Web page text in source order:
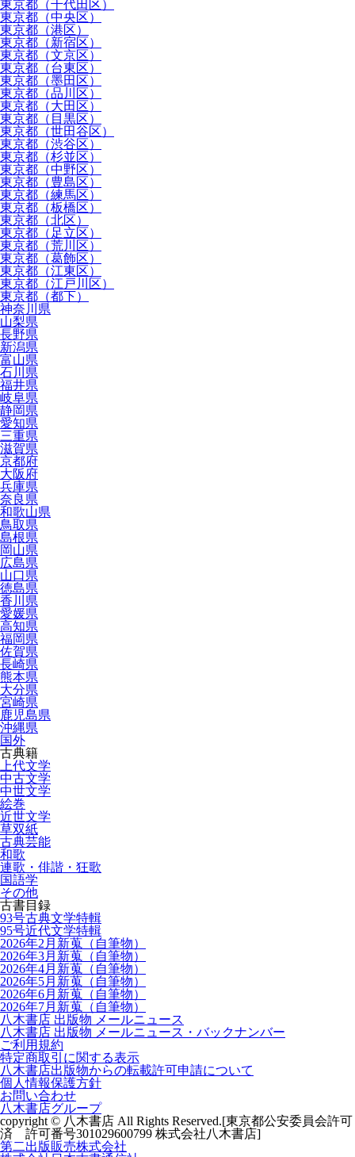
東京都（千代田区）
東京都（中央区）
東京都（港区）
東京都（新宿区）
東京都（文京区）
東京都（台東区）
東京都（墨田区）
東京都（品川区）
東京都（大田区）
東京都（目黒区）
東京都（世田谷区）
東京都（渋谷区）
東京都（杉並区）
東京都（中野区）
東京都（豊島区）
東京都（練馬区）
東京都（板橋区）
東京都（北区）
東京都（足立区）
東京都（荒川区）
東京都（葛飾区）
東京都（江東区）
東京都（江戸川区）
東京都（都下）
神奈川県
山梨県
長野県
新潟県
富山県
石川県
福井県
岐阜県
静岡県
愛知県
三重県
滋賀県
京都府
大阪府
兵庫県
奈良県
和歌山県
鳥取県
島根県
岡山県
広島県
山口県
徳島県
香川県
愛媛県
高知県
福岡県
佐賀県
長崎県
熊本県
大分県
宮崎県
鹿児島県
沖縄県
国外
古典籍
上代文学
中古文学
中世文学
絵巻
近世文学
草双紙
古典芸能
和歌
連歌・俳諧・狂歌
国語学
その他
古書目録
93号古典文学特輯
95号近代文学特輯
2026年2月新蒐（自筆物）
2026年3月新蒐（自筆物）
2026年4月新蒐（自筆物）
2026年5月新蒐（自筆物）
2026年6月新蒐（自筆物）
2026年7月新蒐（自筆物）
八木書店 出版物 メールニュース
八木書店 出版物 メールニュース・バックナンバー
ご利用規約
特定商取引に関する表示
八木書店出版物からの転載許可申請について
個人情報保護方針
お問い合わせ
八木書店グループ
copyright © 八木書店 All Rights Reserved.[東京都公安委員会許可
済 許可番号301029600799 株式会社八木書店]
第二出版販売株式会社